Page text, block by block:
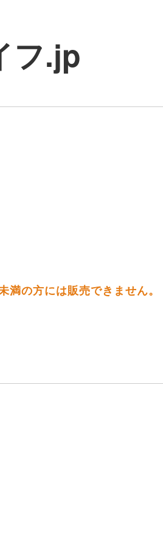
フ.jp
の方には販売できません。